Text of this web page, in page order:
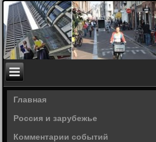
Главная
Россия и зарубежье
Комментарии событий